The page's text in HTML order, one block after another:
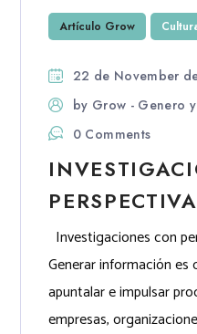
Artículo Grow
22 de November
by Grow - Genero
0 Comments
Investigaciones con
Generar información es
apuntalar e impulsar
empresas,